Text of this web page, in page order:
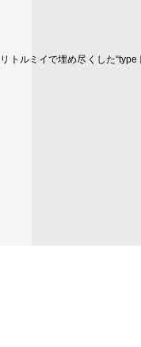
ルミイで埋め尽くした